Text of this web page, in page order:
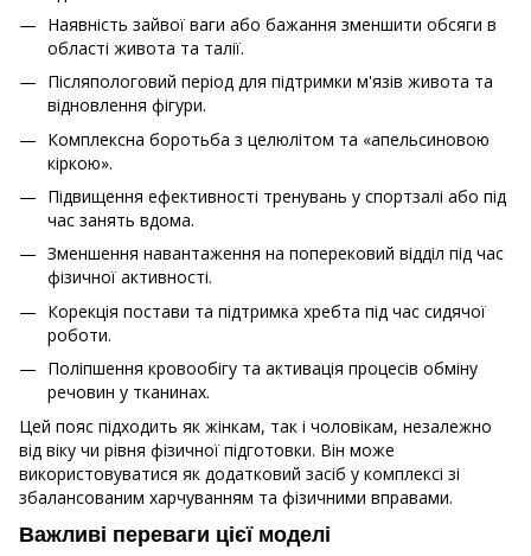
Наявність зайвої ваги або бажання зменшити обсяги в
області живота та талії.
Післяпологовий період для підтримки м'язів живота та
відновлення фігури.
Комплексна боротьба з целюлітом та «апельсиновою
кіркою».
Підвищення ефективності тренувань у спортзалі або під
час занять вдома.
Зменшення навантаження на поперековий відділ під час
фізичної активності.
Корекція постави та підтримка хребта під час сидячої
роботи.
Поліпшення кровообігу та активація процесів обміну
речовин у тканинах.
Цей пояс підходить як жінкам, так і чоловікам, незалежно
від віку чи рівня фізичної підготовки. Він може
використовуватися як додатковий засіб у комплексі зі
збалансованим харчуванням та фізичними вправами.
Важливі переваги цієї моделі